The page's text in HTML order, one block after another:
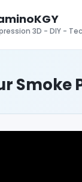
3D - DIY -
Smoke